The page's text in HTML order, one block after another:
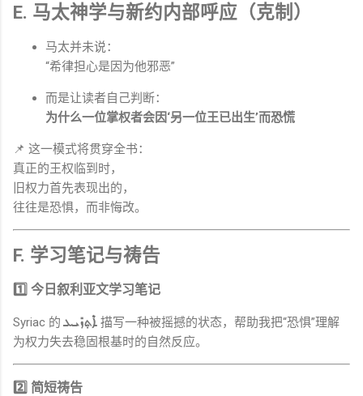
E. 马太神学与新约内部呼应（克制）
马太并未说：
“希律担心是因为他邪恶”
而是让读者自己判断：
为什么一位掌权者会因‘另一位王已出生’而恐慌
📌 这一模式将贯穿全书：
真正的王权临到时，
旧权力首先表现出的，
往往是恐惧，而非悔改。
F. 学习笔记与祷告
1️⃣ 今日叙利亚文学习笔记
Syriac 的ܐܶܬ݂ܙܺܝܥ 描写一种被摇撼的状态，帮助我把“恐惧”理解
为权力失去稳固根基时的自然反应。
2️⃣ 简短祷告